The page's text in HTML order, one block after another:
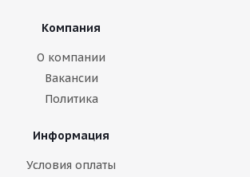
Компания
О компании
Вакансии
Политика
Информация
Условия оплаты